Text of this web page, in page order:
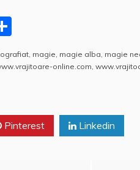
a
rt
a
z
, magie, magie alba, magie
online.com,
Pinterest Linkedin